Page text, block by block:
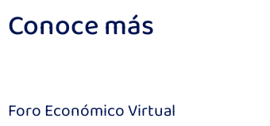
Conoce más
Foro Económico Virtual